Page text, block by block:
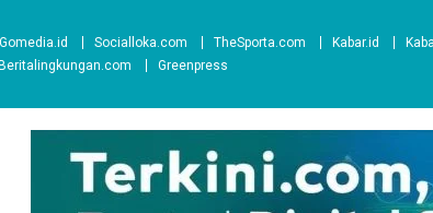
Gomedia.id Socialloka.com TheSporta.com Kabar.id
Beritalingkungan.com Greenpress